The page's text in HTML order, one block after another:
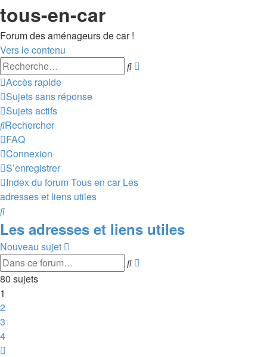
tous-en-car
Forum des aménageurs de car !
Vers le contenu
Rechercher
Accès rapide
Sujets sans réponse
Sujets actifs
Rechercher
FAQ
Connexion
S’enregistrer
Index du forumTous en car Les
adresses et liens utiles
Rechercher
Les adresses et liens utiles
Nouveau sujet
Rechercher
80 sujets
1
2
3
4